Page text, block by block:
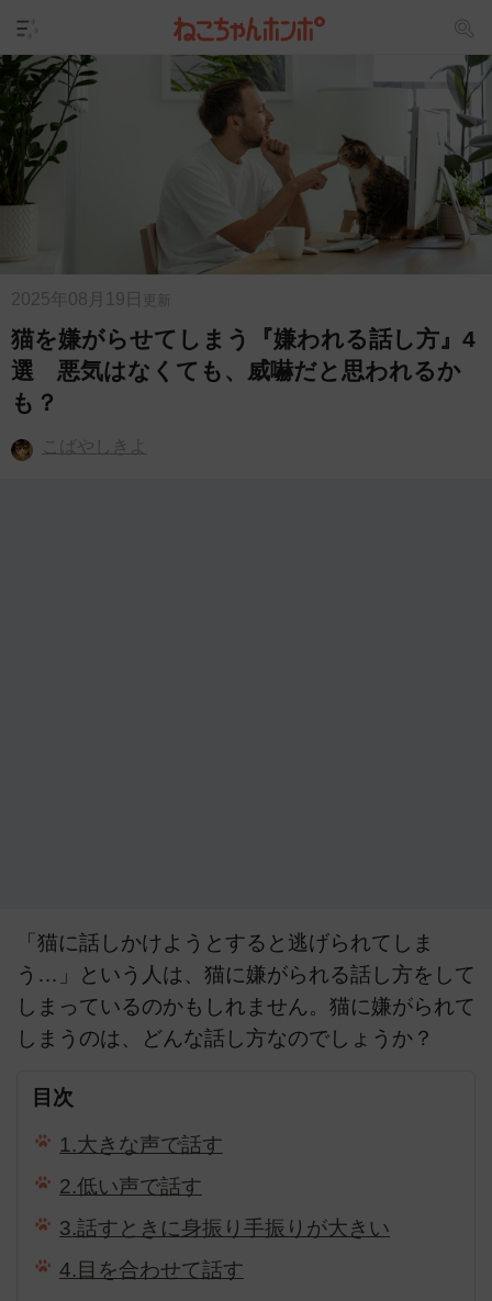
2025年08月19日 更新
猫を嫌がらせてしまう『嫌われる話し方』4
選 悪気はなくても、威嚇だと思われるか
も？
こばやしきよ
「猫に話しかけようとすると逃げられてしま
う…」という人は、猫に嫌がられる話し方をして
しまっているのかもしれません。猫に嫌がられて
しまうのは、どんな話し方なのでしょうか？
目次
1.大きな声で話す
2.低い声で話す
3.話すときに身振り手振りが大きい
4.目を合わせて話す